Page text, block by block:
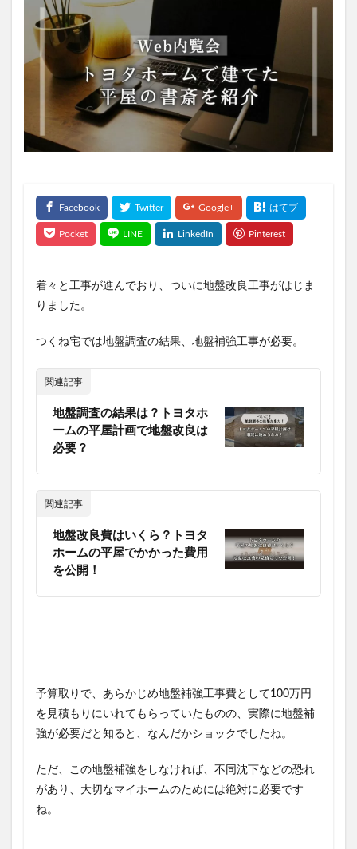
着々と工事が進んでおり、ついに地盤改良工事がはじま
りました。
つくね宅では地盤調査の結果、地盤補強工事が必要。
関連記事
地盤調査の結果は？トヨタホ
ームの平屋計画で地盤改良は
必要？
関連記事
地盤改良費はいくら？トヨタ
ホームの平屋でかかった費用
を公開！
予算取りで、あらかじめ地盤補強工事費として100万円
を見積もりにいれてもらっていたものの、実際に地盤補
強が必要だと知ると、なんだかショックでしたね。
ただ、この地盤補強をしなければ、不同沈下などの恐れ
があり、大切なマイホームのためには絶対に必要です
ね。